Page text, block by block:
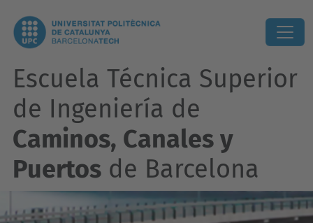
Escuela Técnica Superior
de Ingeniería de
Caminos, Canales y
Puertos de Barcelona